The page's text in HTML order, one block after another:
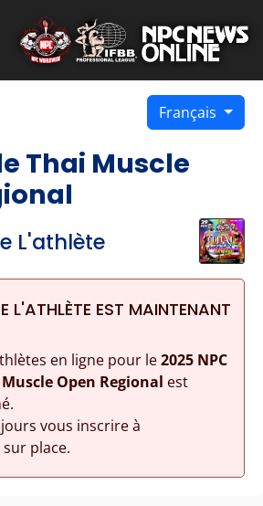
Français
Thai Muscle
L'athlète
L'ATHLÈTE EST MAINTENANT
en ligne pour le2025 NPC
Open Regional est
vous inscrire à
place.